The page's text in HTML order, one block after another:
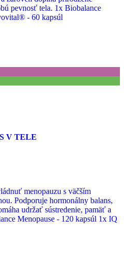
pevnosť tela. 1x Biobalance
- 60 kapsúl
V TELE
menopauzu s väčším
Podporuje hormonálny balans,
udržať sústredenie, pamäť a
Menopause - 120 kapsúl 1x IQ